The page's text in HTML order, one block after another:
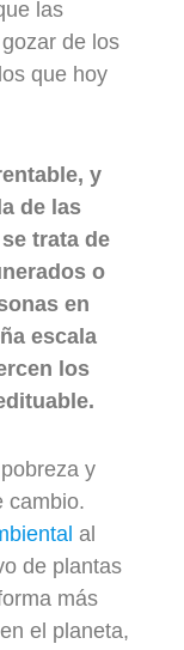
las
de los
que hoy
y
de las
trata de
o
en
escala
los
y
cambio.
al
de plantas
más
el planeta,